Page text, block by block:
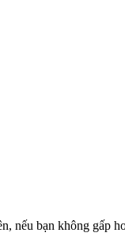
nếu bạn không gấp